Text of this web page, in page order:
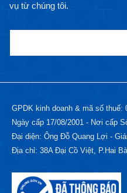
vụ từ chúng tôi.
GPDK kinh doanh & mã số thuế:
Ngày cấp 17/08/2001 - Nơi cấp
Đại diện: Ông Đỗ Quang Lợi -
Địa chỉ: 38A Đại Cồ Việt, P.Hai